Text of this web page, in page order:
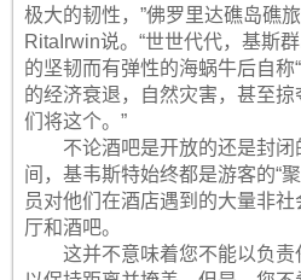
极大的韧性，”佛罗里达礁岛礁
RitaIrwin说。“世世代代，基斯
的坚韧而有弹性的海蜗牛后自称
的经济衰退，自然灾害，甚至
们将这个。”
不论酒吧是开放的还是封
间，基韦斯特始终都是游客的“
员对他们在酒店遇到的大量非
厅和酒吧。
这并不意味着您不能以负